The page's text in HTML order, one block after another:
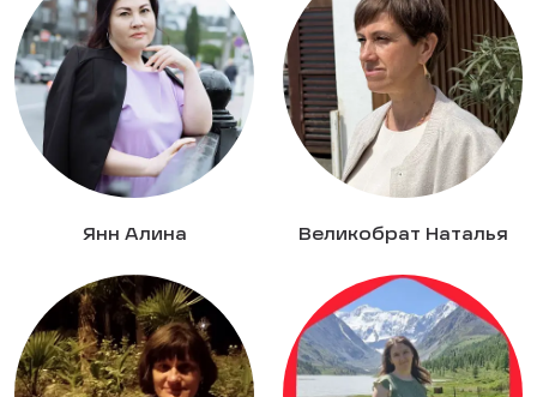
Янн Алина Великобрат Наталья